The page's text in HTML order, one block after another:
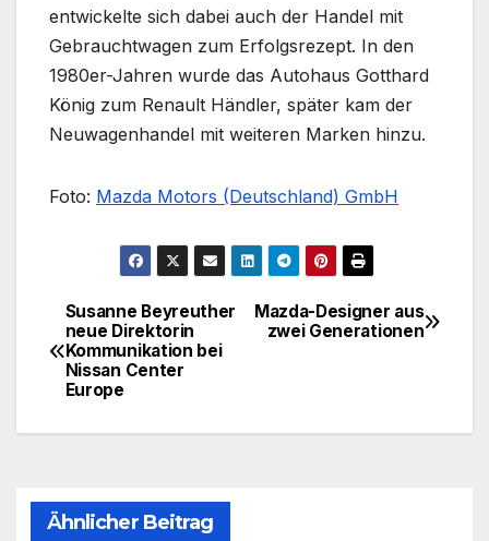
entwickelte sich dabei auch der Handel mit
Gebrauchtwagen zum Erfolgsrezept. In den
1980er-Jahren wurde das Autohaus Gotthard
König zum Renault Händler, später kam der
Neuwagenhandel mit weiteren Marken hinzu.
Foto: Mazda Motors (Deutschland) GmbH
Beitragsnavigation
Mazda-Designer aus
zwei Generationen
Susanne Beyreuther
neue Direktorin
Kommunikation bei
Nissan Center
Europe
Ähnlicher Beitrag